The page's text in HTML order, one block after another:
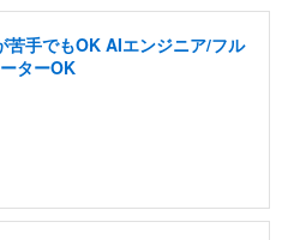
苦手でもOK AIエンジニア/フル
ターOK